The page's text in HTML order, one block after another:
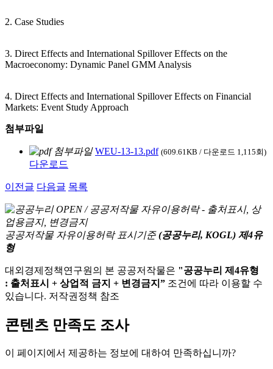
2. Case Studies
3. Direct Effects and International Spillover Effects on the
Macroeconomy: Dynamic Panel GMM Analysis
4. Direct Effects and International Spillover Effects on Financial
Markets: Event Study Approach
첨부파일
WEU-13-13.pdf (609.61KB / 다운로드 1,115회)
다운로드
이전글 다음글 목록
공공저작물 자유이용허락 표시기준 (공공누리, KOGL) 제4유
형
대외경제정책연구원의 본 공공저작물은 "공공누리 제4유형
: 출처표시 + 상업적 금지 + 변경금지” 조건에 따라 이용할 수
있습니다. 저작권정책 참조
콘텐츠 만족도 조사
이 페이지에서 제공하는 정보에 대하여 만족하십니까?